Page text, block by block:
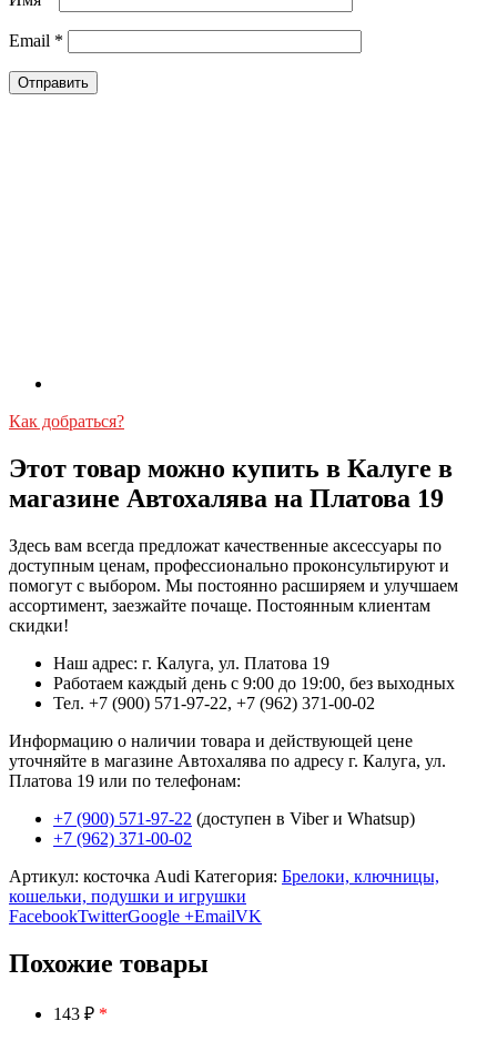
Email *
Как добраться?
Этот товар можно купить в Калуге в
магазине Автохалява на Платова 19
Здесь вам всегда предложат качественные аксессуары по
доступным ценам, профессионально проконсультируют и
помогут с выбором. Мы постоянно расширяем и улучшаем
ассортимент, заезжайте почаще. Постоянным клиентам
скидки!
Наш адрес: г. Калуга, ул. Платова 19
Работаем каждый день с 9:00 до 19:00, без выходных
Тел. +7 (900) 571-97-22, +7 (962) 371-00-02
Информацию о наличии товара и действующей цене
уточняйте в магазине Автохалява по адресу г. Калуга, ул.
Платова 19 или по телефонам:
+7 (900) 571-97-22 (доступен в Viber и Whatsup)
+7 (962) 371-00-02
Артикул: косточка Audi Категория: Брелоки, ключницы,
кошельки, подушки и игрушки
FacebookTwitterGoogle +EmailVK
Похожие товары
143 ₽ *